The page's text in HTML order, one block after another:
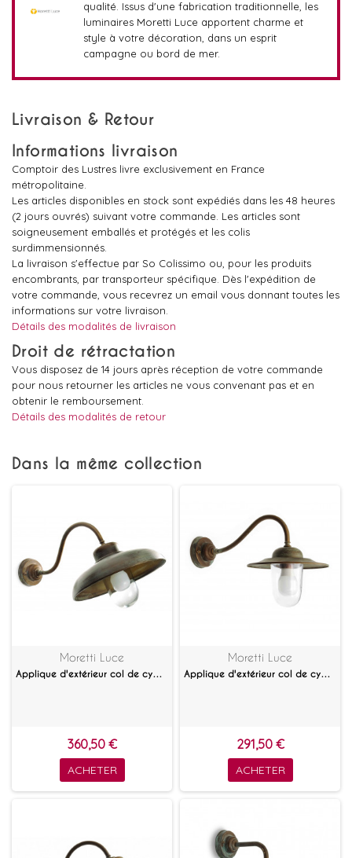
qualité. Issus d'une fabrication traditionnelle, les
luminaires Moretti Luce apportent charme et
style à votre décoration, dans un esprit
campagne ou bord de mer.
Livraison & Retour
Informations livraison
Comptoir des Lustres livre exclusivement en France
métropolitaine.
Les articles disponibles en stock sont expédiés dans les 48 heures
(2 jours ouvrés) suivant votre commande. Les articles sont
soigneusement emballés et protégés et les colis
surdimmensionnés.
La livraison s'effectue par So Colissimo ou, pour les produits
encombrants, par transporteur spécifique. Dès l'expédition de
votre commande, vous recevrez un email vous donnant toutes les
informations sur votre livraison.
Détails des modalités de livraison
Droit de rétractation
Vous disposez de 14 jours après réception de votre commande
pour nous retourner les articles ne vous convenant pas et en
obtenir le remboursement.
Détails des modalités de retour
Dans la même collection
Moretti Luce
Applique d'extérieur col de cygne inclinée Samoa
360,50 €
ACHETER
Moretti Luce
Applique d'extérieur col de cygne Casale
291,50 €
ACHETER